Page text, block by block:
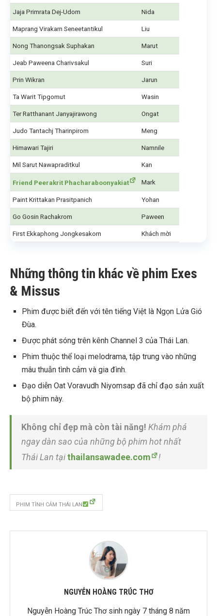
Jaja Primrata Dej-Udom Nida
Maprang Virakarn Seneetantikul Liu
Nong Thanongsak Suphakan Marut
Jeab Paweena Charivsakul Suri
Prin Wikran Jarun
Ta Warit Tipgomut Wasin
Ter Ratthanant Janyajirawong Ongat
Judo Tantachj Tharinpirom Meng
Himawari Tajiri Namnile
Mil Sarut Nawapraditkul Kan
Friend Peerakrit Phacharaboonyakiat Mark
Paint Krittakan Prasitpanich Yohan
Go Gosin Rachakrom Paween
First Ekkaphong Jongkesakorn Khách mời
Những thông tin khác về phim Exes
& Missus
Phim được biết đến với tên tiếng Việt là Ngọn Lửa Gió
Đùa.
Được phát sóng trên kênh Channel 3 của Thái Lan.
Phim thuộc thể loại melodrama, tập trung vào những
mâu thuẫn tình cảm và gia đình.
Đạo diễn Oat Voravudh Niyomsap đã chỉ đạo sản xuất
bộ phim này.
Không chỉ đẹp mà còn tài năng! Khám phá
ngay dàn sao của những bộ phim hot nhất
Thái Lan tạithailansawadee.com !
PHIM TÌNH CẢM THÁI LAN
NGUYỄN HOÀNG TRÚC THƠ
Nguyễn Hoàng Trúc Thơ sinh ngày 7 tháng 8 năm